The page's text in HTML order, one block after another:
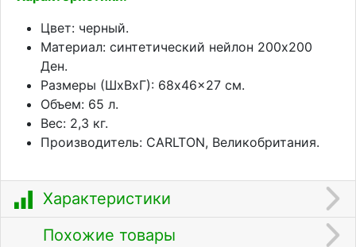
Цвет: черный.
Материал: синтетический нейлон 200х200
Ден.
Размеры (ШхВхГ): 68x46x27 см.
Объем: 65 л.
Вес: 2,3 кг.
Производитель: CARLTON, Великобритания.
Характеристики
Похожие товары